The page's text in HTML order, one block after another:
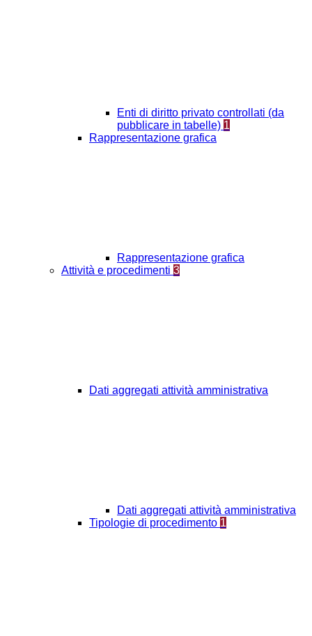
Enti di diritto privato controllati (da
pubblicare in tabelle) 1
Rappresentazione grafica
Rappresentazione grafica
Attività e procedimenti 3
Dati aggregati attività amministrativa
Dati aggregati attività amministrativa
Tipologie di procedimento 1